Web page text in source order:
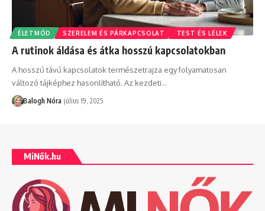
ÉLETMÓD SZERELEM ÉS PÁRKAPCSOLAT TEST ÉS LÉLEK
A rutinok áldása és átka hosszú kapcsolatokban
A hosszú távú kapcsolatok természetrajza egy folyamatosan
változó tájképhez hasonlítható. Az kezdeti…
Balogh Nóra július 19, 2025
MiNők.hu